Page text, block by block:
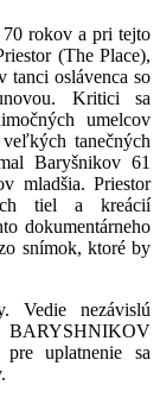
rokov a pri tejto
(The Place),
tanci oslávenca so
Kritici sa
umelcov
tanečných
Baryšnikov 61
mladšia. Priestor
tiel a kreácií
dokumentárneho
snímok, ktoré by
Vedie nezávislú
uplatnenie sa